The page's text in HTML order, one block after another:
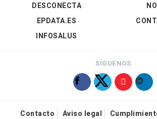
DESCONECTA
EPDATA.ES
INFOSALUS
SÍGUENOS
Contacto Aviso legal